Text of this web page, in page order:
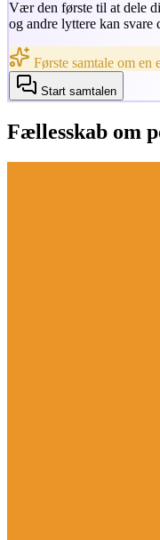
Vær den første til at dele
og andre lyttere kan svare
Første samtale om en
Start samtalen
Fællesskab om